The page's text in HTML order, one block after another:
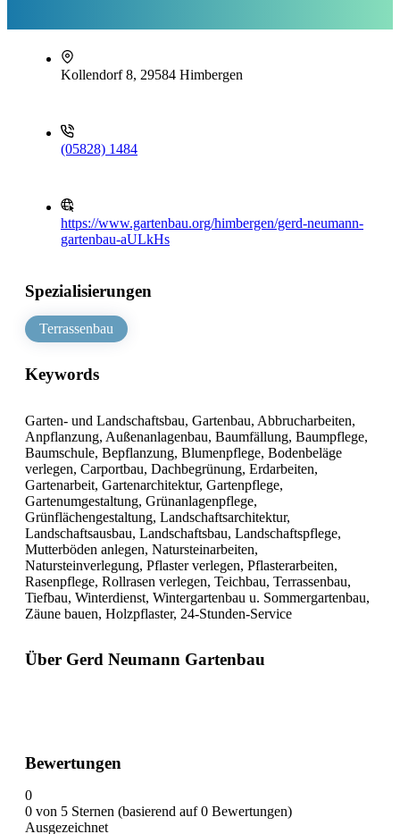
Kollendorf 8, 29584 Himbergen
(05828) 1484
https://www.gartenbau.org/himbergen/gerd-neumann-
gartenbau-aULkHs
Spezialisierungen
Terrassenbau
Keywords
Garten- und Landschaftsbau, Gartenbau, Abbrucharbeiten,
Anpflanzung, Außenanlagenbau, Baumfällung, Baumpflege,
Baumschule, Bepflanzung, Blumenpflege, Bodenbeläge
verlegen, Carportbau, Dachbegrünung, Erdarbeiten,
Gartenarbeit, Gartenarchitektur, Gartenpflege,
Gartenumgestaltung, Grünanlagenpflege,
Grünflächengestaltung, Landschaftsarchitektur,
Landschaftsausbau, Landschaftsbau, Landschaftspflege,
Mutterböden anlegen, Natursteinarbeiten,
Natursteinverlegung, Pflaster verlegen, Pflasterarbeiten,
Rasenpflege, Rollrasen verlegen, Teichbau, Terrassenbau,
Tiefbau, Winterdienst, Wintergartenbau u. Sommergartenbau,
Zäune bauen, Holzpflaster, 24-Stunden-Service
Über Gerd Neumann Gartenbau
Bewertungen
0
0 von 5 Sternen (basierend auf 0 Bewertungen)
Ausgezeichnet